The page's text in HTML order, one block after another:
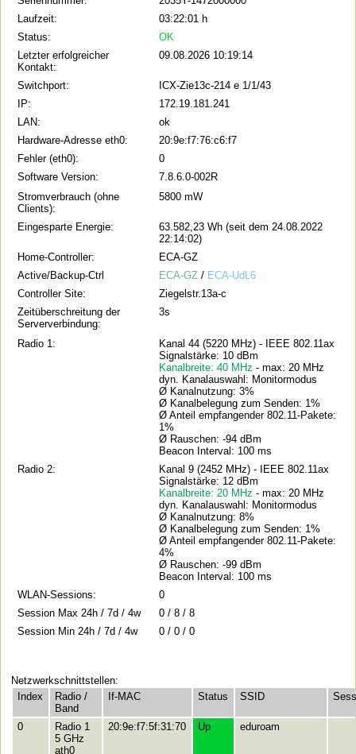
Laufzeit:
03:22:01 h
Status:
OK
Letzter erfolgreicher
Kontakt:
09.08.2026 10:19:14
Switchport:
ICX-Zie13c-214 e 1/1/43
IP:
172.19.181.241
LAN:
ok
Hardware-Adresse eth0:
20:9e:f7:76:c6:f7
Fehler (eth0):
0
Software Version:
7.8.6.0-002R
Stromverbrauch (ohne
Clients):
5800 mW
Eingesparte Energie:
63.582,23 Wh (seit dem 24.08.2022
22:14:02)
Home-Controller:
ECA-GZ
Active/Backup-Ctrl
ECA-GZ / ECA-UdL6
Controller Site:
Ziegelstr.13a-c
Zeitüberschreitung der
Serververbindung:
3s
Radio 1:
Kanal 44 (5220 MHz) - IEEE 802.11ax
Signalstärke: 10 dBm
Kanalbreite: 40 MHz- max: 20 MHz
dyn. Kanalauswahl: Monitormodus
Ø Kanalnutzung: 3%
Ø Kanalbelegung zum Senden: 1%
Ø Anteil empfangender 802.11-Pakete:
1%
Ø Rauschen: -94 dBm
Beacon Interval: 100 ms
Radio 2:
Kanal 9 (2452 MHz) - IEEE 802.11ax
Signalstärke: 12 dBm
Kanalbreite: 20 MHz- max: 20 MHz
dyn. Kanalauswahl: Monitormodus
Ø Kanalnutzung: 8%
Ø Kanalbelegung zum Senden: 1%
Ø Anteil empfangender 802.11-Pakete:
4%
Ø Rauschen: -99 dBm
Beacon Interval: 100 ms
WLAN-Sessions:
0
Session Max 24h / 7d / 4w
0 / 8 / 8
Session Min 24h / 7d / 4w
0 / 0 / 0
Netzwerkschnittstellen:
Index
Radio /
Band
If-MAC Status SSID
0
Radio 1
5 GHz
ath0
20:9e:f7:5f:31:70 Up eduroam